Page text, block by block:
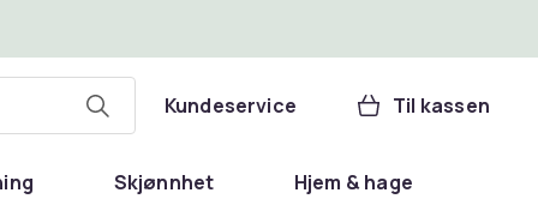
Kundeservice Til kassen
Skjønnhet Hjem & hage